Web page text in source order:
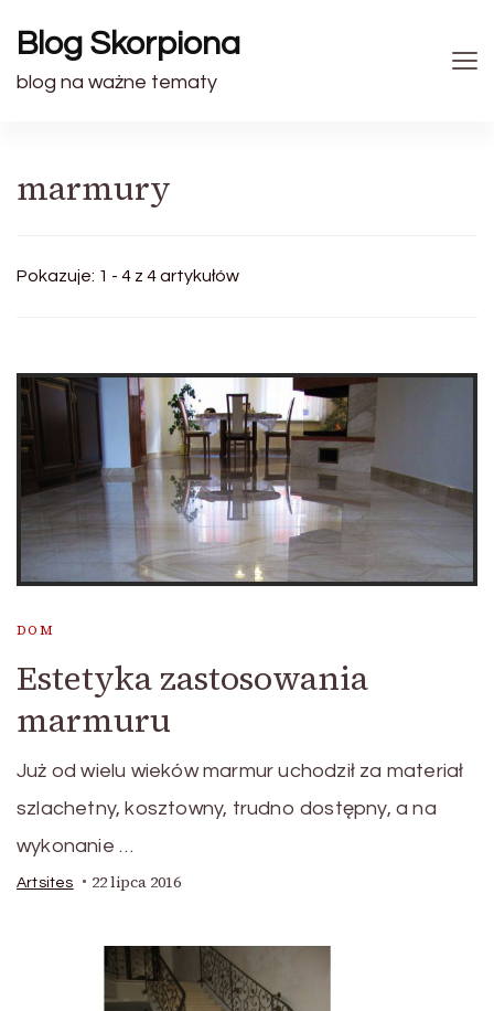
Blog Skorpiona
blog na ważne tematy
marmury
Pokazuje: 1 - 4 z 4 artykułów
DOM
Estetyka zastosowania
marmuru
Już od wielu wieków marmur uchodził za materiał
szlachetny, kosztowny, trudno dostępny, a na
wykonanie …
Artsites 22 lipca 2016